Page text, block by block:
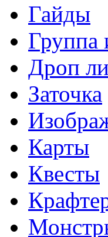
Гайды
Группа
Дроп
Заточка
Карты
Квесты